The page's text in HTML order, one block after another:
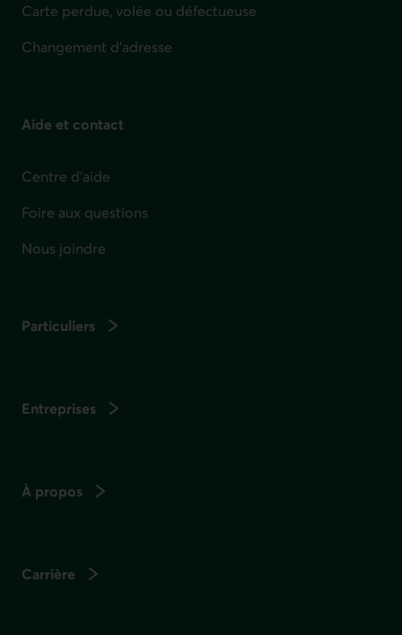
Carte perdue, volée ou défectueuse
Changement d'adresse
Aide et contact
Centre d'aide
Foire aux questions
Nous joindre
Particuliers
Entreprises
À propos
Carrière